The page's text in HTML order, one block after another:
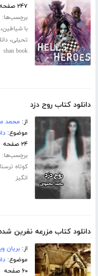
۲۴۷ صفحه
برچسب‌ها:
با شیاطین
تحیلی،
shan book
دانلود کتاب روح دزد
از: محمد
موضوع:
۲۴ صفحه
برچسب‌ها:
کوتاه
انگیز
دانلود کتاب مزرعه نفرین
از:بریان
موضوع:
۶۰ صفحه